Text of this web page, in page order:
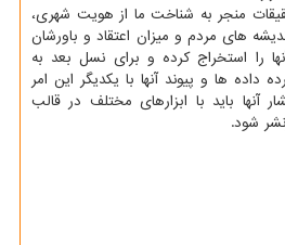
منجر به شناخت ما از هویت شهری،
های مردم و میزان اعتقاد و باورشان
را استخراج کرده و برای نسل بعد به
داده ها و پیوند آنها با یکدیگر این امر
آنها باید با ابزارهای مختلف در قالب
شود.